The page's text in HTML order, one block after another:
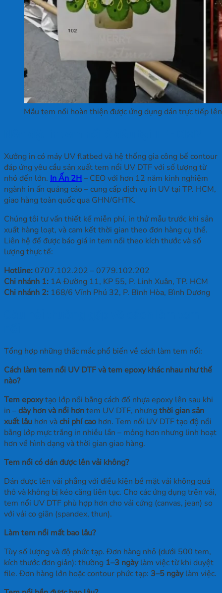
Mẫu tem nổi hoàn thiện được ứng dụng dán trực tiếp
Xưởng in có máy UV flatbed và hệ thống gia công bế contour
đáp ứng yêu cầu sản xuất tem nổi UV DTF với số lượng từ
nhỏ đến lớn. In Ấn 2H– CEO với hơn 12 năm kinh nghiệm
ngành in ấn quảng cáo – cung cấp dịch vụ in UV tại TP. HCM,
giao hàng toàn quốc qua GHN/GHTK.
Chúng tôi tư vấn thiết kế miễn phí, in thử mẫu trước khi sản
xuất hàng loạt, và cam kết thời gian theo đơn hàng cụ thể.
Liên hệ để được báo giá in tem nổi theo kích thước và số
lượng thực tế:
Hotline: 0707.102.202 – 0779.102.202
Chi nhánh 1: 1A Đường 11, KP 55, P. Linh Xuân, TP. HCM
Chi nhánh 2: 168/6 Vĩnh Phú 32, P. Bình Hòa, Bình Dương
Tổng hợp những thắc mắc phổ biến về cách làm tem nổi:
Cách làm tem nổi UV DTF và tem epoxy khác nhau như thế
nào?
Tem epoxytạo lớp nổi bằng cách đổ nhựa epoxy lên sau khi
in –dày hơn và nổi hơntem UV DTF, nhưng thời gian sản
xuất lâu hơn vàchi phí cao hơn. Tem nổi UV DTF tạo độ nổi
bằng lớp mực trắng in nhiều lần – mỏng hơn nhưng linh hoạt
hơn về hình dạng và thời gian giao hàng.
Tem nổi có dán được lên vải không?
Dán được lên vải phẳng với điều kiện bề mặt vải không quá
thô và không bị kéo căng liên tục. Cho các ứng dụng trên vải,
tem nổi UV DTF phù hợp hơn cho vải cứng (canvas, jean) so
với vải co giãn (spandex, thun).
Làm tem nổi mất bao lâu?
Tùy số lượng và độ phức tạp. Đơn hàng nhỏ (dưới 500 tem,
kích thước đơn giản): thường 1–3 ngàylàm việc từ khi duyệt
file. Đơn hàng lớn hoặc contour phức tạp: 3–5 ngàylàm việc.